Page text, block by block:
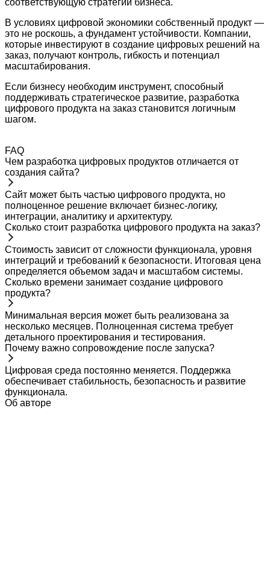
соответствующую стратегии бизнеса.
В условиях цифровой экономики собственный продукт —
это не роскошь, а фундамент устойчивости. Компании,
которые инвестируют в создание цифровых решений на
заказ, получают контроль, гибкость и потенциал
масштабирования.
Если бизнесу необходим инструмент, способный
поддерживать стратегическое развитие, разработка
цифрового продукта на заказ становится логичным
шагом.
FAQ
Чем разработка цифровых продуктов отличается от
создания сайта?
Сайт может быть частью цифрового продукта, но
полноценное решение включает бизнес-логику,
интеграции, аналитику и архитектуру.
Сколько стоит разработка цифрового продукта на заказ?
Стоимость зависит от сложности функционала, уровня
интеграций и требований к безопасности. Итоговая цена
определяется объемом задач и масштабом системы.
Сколько времени занимает создание цифрового
продукта?
Минимальная версия может быть реализована за
несколько месяцев. Полноценная система требует
детального проектирования и тестирования.
Почему важно сопровождение после запуска?
Цифровая среда постоянно меняется. Поддержка
обеспечивает стабильность, безопасность и развитие
функционала.
Об авторе